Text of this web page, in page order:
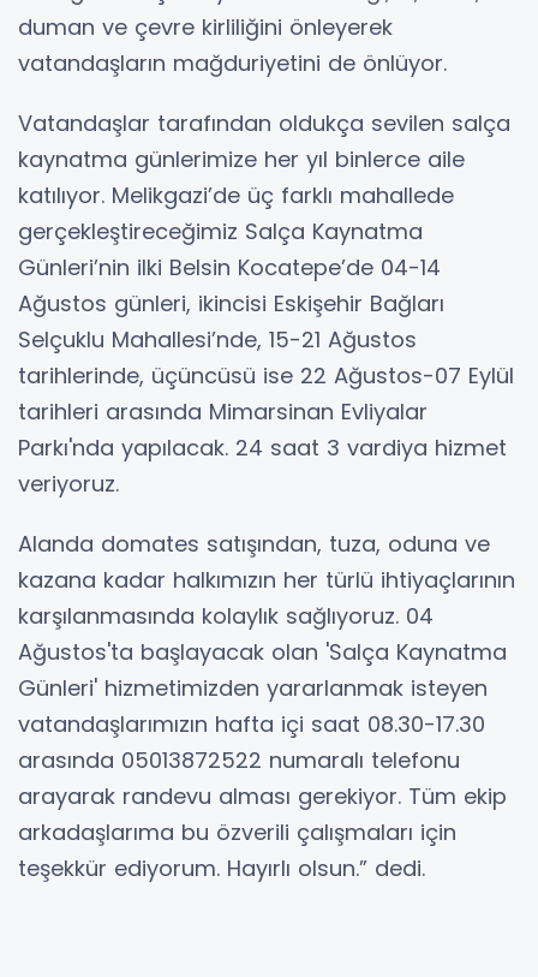
duman ve çevre kirliliğini önleyerek
vatandaşların mağduriyetini de önlüyor.
Vatandaşlar tarafından oldukça sevilen salça
kaynatma günlerimize her yıl binlerce aile
katılıyor. Melikgazi’de üç farklı mahallede
gerçekleştireceğimiz Salça Kaynatma
Günleri’nin ilki Belsin Kocatepe’de 04-14
Ağustos günleri, ikincisi Eskişehir Bağları
Selçuklu Mahallesi’nde, 15-21 Ağustos
tarihlerinde, üçüncüsü ise 22 Ağustos-07 Eylül
tarihleri arasında Mimarsinan Evliyalar
Parkı'nda yapılacak. 24 saat 3 vardiya hizmet
veriyoruz.
Alanda domates satışından, tuza, oduna ve
kazana kadar halkımızın her türlü ihtiyaçlarının
karşılanmasında kolaylık sağlıyoruz. 04
Ağustos'ta başlayacak olan 'Salça Kaynatma
Günleri' hizmetimizden yararlanmak isteyen
vatandaşlarımızın hafta içi saat 08.30-17.30
arasında 05013872522 numaralı telefonu
arayarak randevu alması gerekiyor. Tüm ekip
arkadaşlarıma bu özverili çalışmaları için
teşekkür ediyorum. Hayırlı olsun.” dedi.